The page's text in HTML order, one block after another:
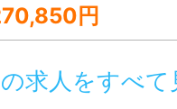
円
求人をすべて